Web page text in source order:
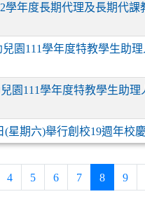
學年度長期代理及長期代課
園111學年度特教學生助
園111學年度特教學生助理
(星期六)舉行創校19週年校
4 5 6 7 8(current)
9